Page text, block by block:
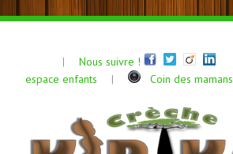
| Nous suivre !
espace enfants
| Coin des mamans